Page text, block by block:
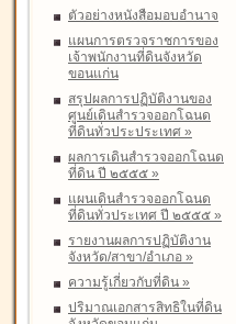
ตัวอย่างหนังสือมอบอำนาจ
แผนการตรวจราชการของ
เจ้าพนักงานที่ดินจังหวัด
ขอนแก่น
สรุปผลการปฏิบัติงานของ
ศูนย์เดินสำรวจออกโฉนด
ที่ดินทั่วประประเทศ »
ผลการเดินสำรวจออกโฉนด
ที่ดิน ปี ๒๕๕๕ »
แผนเดินสำรวจออกโฉนด
ที่ดินทั่วประเทศ ปี ๒๕๕๕ »
รายงานผลการปฏิบัติงาน
จังหวัด/สาขา/อำเภอ »
ความรู้เกี่ยวกับที่ดิน »
ปริมาณเอกสารสิทธิในที่ดิน